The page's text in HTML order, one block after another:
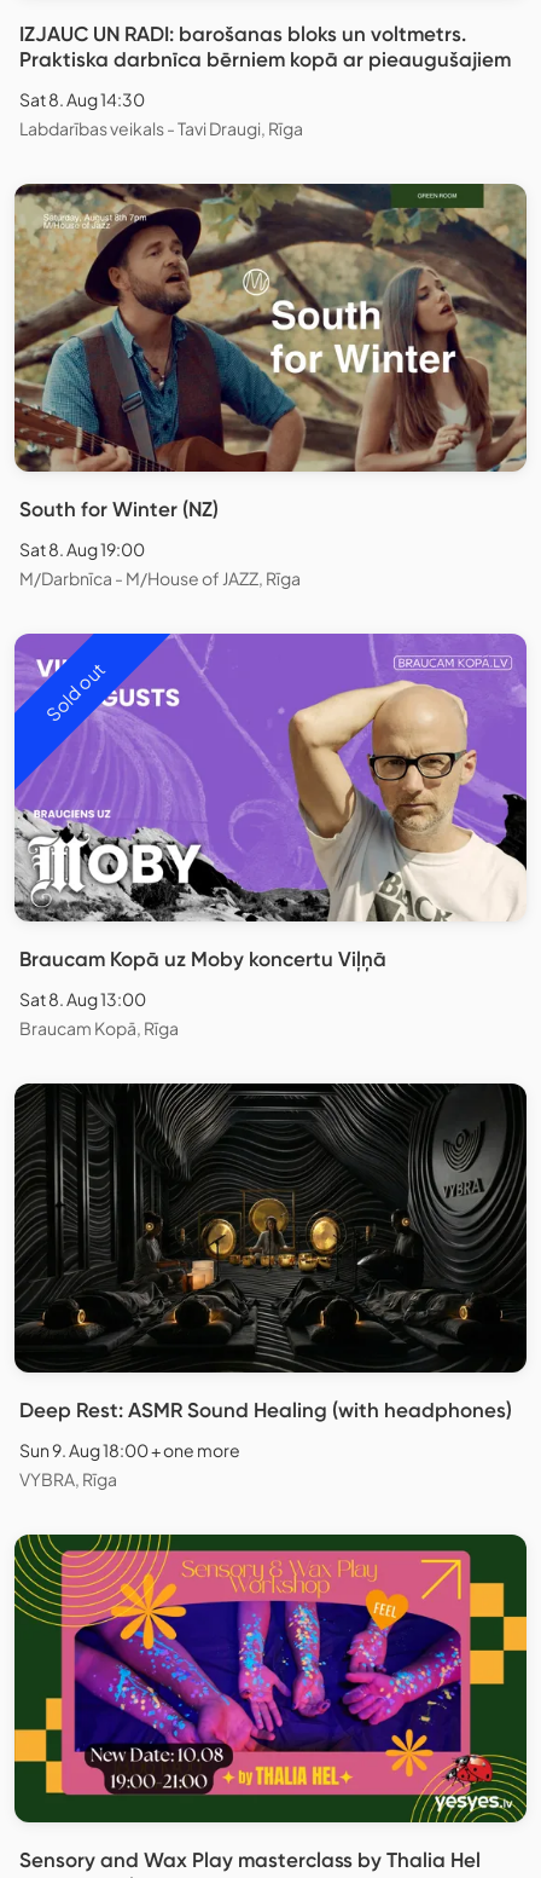
IZJAUC UN RADI: barošanas bloks un voltmetrs.
Praktiska darbnīca bērniem kopā ar pieaugušajiem
Sat 8. Aug 14:30
Labdarības veikals - Tavi Draugi, Rīga
South for Winter (NZ)
Sat 8. Aug 19:00
M/Darbnīca - M/House of JAZZ, Rīga
Sold out
Braucam Kopā uz Moby koncertu Viļņā
Sat 8. Aug 13:00
Braucam Kopā, Rīga
Deep Rest: ASMR Sound Healing (with headphones)
Sun 9. Aug 18:00 + one more
VYBRA, Rīga
Sensory and Wax Play masterclass by Thalia Hel